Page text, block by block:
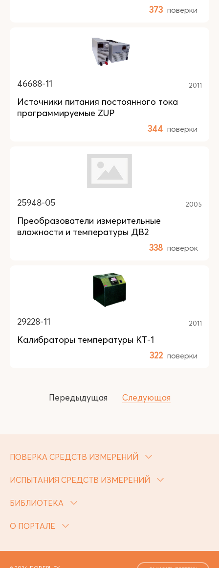
373 поверки
46688-11 2011
Источники питания постоянного тока
программируемые ZUP
344 поверки
25948-05 2005
Преобразователи измерительные
влажности и температуры ДВ2
338 поверок
29228-11 2011
Калибраторы температуры КТ-1
322 поверки
Передыдущая Следующая
ПОВЕРКА СРЕДСТВ ИЗМЕРЕНИЙ
ИСПЫТАНИЯ СРЕДСТВ ИЗМЕРЕНИЙ
БИБЛИОТЕКА
О ПОРТАЛЕ